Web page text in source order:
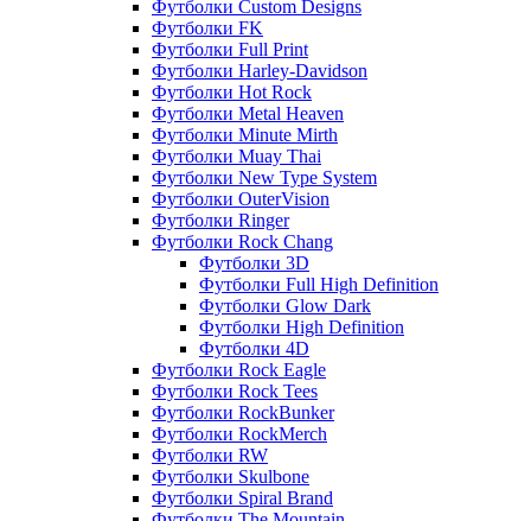
Футболки Custom Designs
Футболки FK
Футболки Full Print
Футболки Harley-Davidson
Футболки Hot Rock
Футболки Metal Heaven
Футболки Minute Mirth
Футболки Muay Thai
Футболки New Type System
Футболки OuterVision
Футболки Ringer
Футболки Rock Chang
Футболки 3D
Футболки Full High Definition
Футболки Glow Dark
Футболки High Definition
Футболки 4D
Футболки Rock Eagle
Футболки Rock Tees
Футболки RockBunker
Футболки RockMerch
Футболки RW
Футболки Skulbone
Футболки Spiral Brand